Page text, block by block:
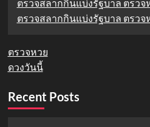
ตรวจสลากกินแบ่งรัฐบาล ตรวจ
ตรวจสลากกินแบ่งรัฐบาล ตรวจ
ตรวจหวย
ดวงวันนี้
Recent Posts